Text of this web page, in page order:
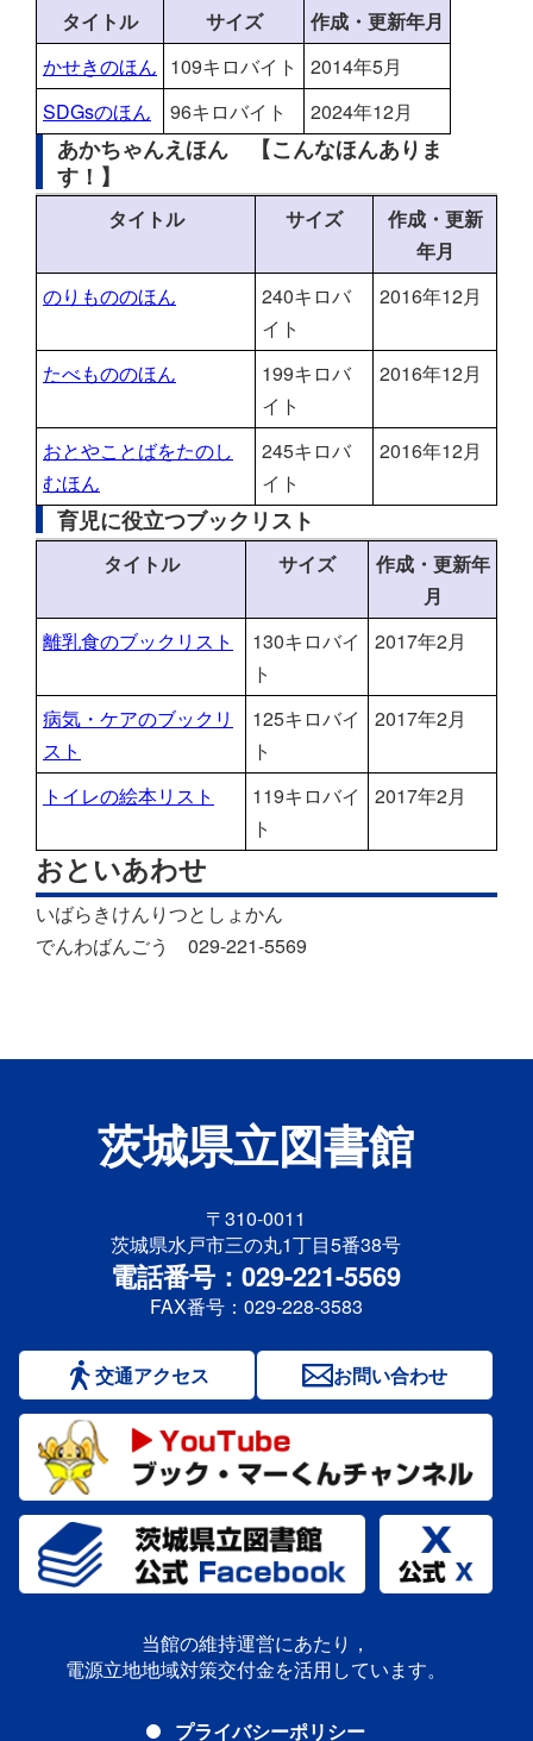
タイトル
サイズ
作成・更新年月
かせきのほん 109キロバイト
2014年5月
SDGsのほん
96キロバイト 2024年12月
あかちゃんえほん 【こんなほんありま
す！】
タイトル サイズ
作成・更新
年月
のりもののほん
240キロバ
イト
2016年12月
たべもののほん
199キロバ
イト
2016年12月
おとやことばをたのし
むほん
245キロバ
イト
2016年12月
育児に役立つブックリスト
タイトル サイズ
作成・更新年
月
離乳食のブックリスト
130キロバイ
ト
2017年2月
病気・ケアのブックリ
スト
125キロバイ
ト
2017年2月
トイレの絵本リスト
119キロバイ
ト
2017年2月
おといあわせ
いばらきけんりつとしょかん
でんわばんごう 029-221-5569
茨城県立図書館
〒310-0011
茨城県水戸市三の丸1丁目5番38号
電話番号：029-221-5569
FAX番号：029-228-3583
交通アクセス お問い合わせ
当館の維持運営にあたり，
電源立地地域対策交付金を活用しています。
プライバシーポリシー